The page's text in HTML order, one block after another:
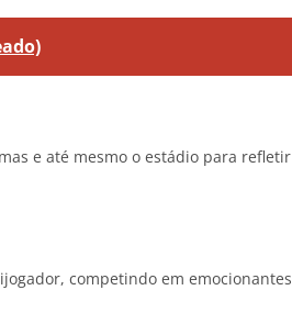
e até mesmo o estádio para refletir
competindo em emocionantes